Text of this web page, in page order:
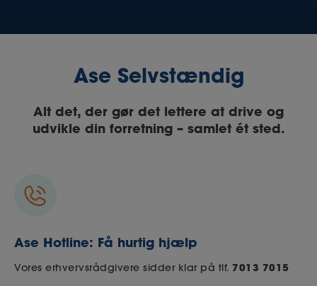
Ase Selvstændig
Alt det, der gør det lettere at drive og
udvikle din forretning – samlet ét sted.
Ase Hotline: Få hurtig hjælp
Vores erhvervsrådgivere sidder klar på tlf. 7013 7015